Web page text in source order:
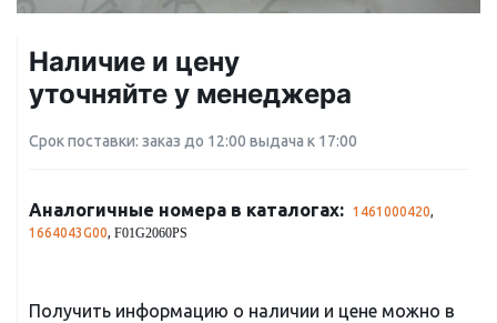
Наличие и цену
уточняйте у менеджера
Срок поставки: заказ до 12:00 выдача к 17:00
Аналогичные номера в каталогах: 1461000420,
1664043G00, F01G2060PS
Получить информацию о наличии и цене можно в